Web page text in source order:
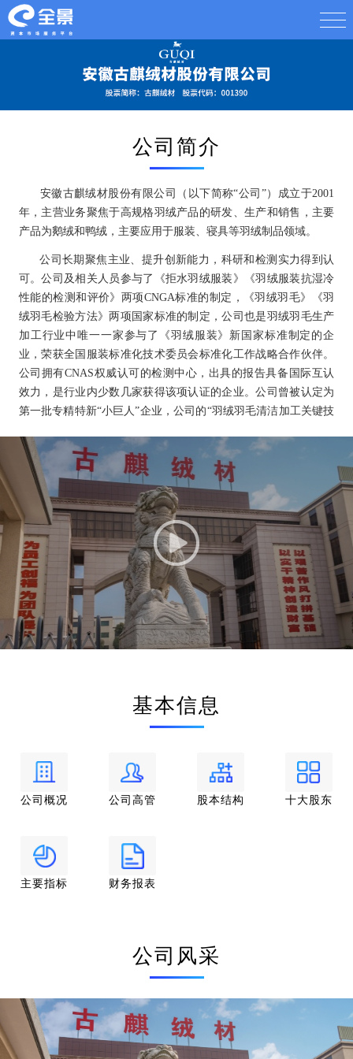
公司简介
安徽古麒绒材股份有限公司（以下简称“公司”）成立于2001
年，主营业务聚焦于高规格羽绒产品的研发、生产和销售，主要
产品为鹅绒和鸭绒，主要应用于服装、寝具等羽绒制品领域。
公司长期聚焦主业、提升创新能力，科研和检测实力得到认
可。公司及相关人员参与了《拒水羽绒服装》《羽绒服装抗湿冷
性能的检测和评价》两项CNGA标准的制定，《羽绒羽毛》《羽
绒羽毛检验方法》两项国家标准的制定，公司也是羽绒羽毛生产
加工行业中唯一一家参与了《羽绒服装》新国家标准制定的企
业，荣获全国服装标准化技术委员会标准化工作战略合作伙伴。
公司拥有CNAS权威认可的检测中心，出具的报告具备国际互认
效力，是行业内少数几家获得该项认证的企业。公司曾被认定为
第一批专精特新“小巨人”企业，公司的“羽绒羽毛清洁加工关键技
升的羽绒水洗加工新技术开发及产业化”和“羽毛绒材料表面处理
及其防钻绒和粉尘同步检测关键技术开发及应用”项目获得安徽省
科学技术三等奖。截至2025年12月31日，公司拥有发明专利15
项，实用新型专利56项。
公司持续开拓各应用领域的头部客户，行业知名度不断提
升。公司定位中高端市场，已经与服装、寝具、运动、军工等多
个领域的客户建立了合作关系。公司被中国羽绒工业协会评为“中
国羽绒行业优秀企业”和“中国羽绒行业优质供应商”，获得了“中
国驰名商标”“首批安徽省制造业高端品牌培育企业”“全国工人先
锋号”“2025年全国就业与社会保障先进民营企业”等荣誉。
《工业和信息化部办公厅关于开展绿色制造体系建设的通知》等
政策文件，公司被工信部评定为国家级“绿色工厂”，在节能降碳
导目录》的要求，曾被评为“安徽省循环经济示范单位”。公司设
模中水回用系统的企业，入选了生态环境部、住建部公布的“全国
基本信息
公司概况 公司高管 股本结构 十大股东
主要指标 财务报表
公司风采